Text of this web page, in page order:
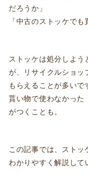
だろうか」
「中古のストッケでも
ストッケは処分しよう
が、リサイクルショッ
もらえることが多いで
貰い物で使わなかった
がつくことも。
この記事では、ストッ
わかりやすく解説して